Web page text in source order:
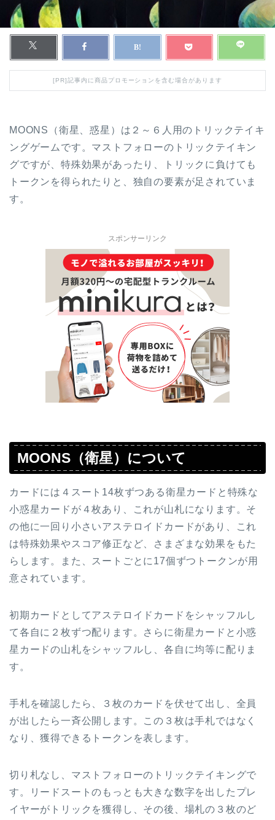
[PR]記事内に商品プロモーションを含む場合があります
MOONS（衛星、惑星）は２～６人用のトリックテイキ
ングゲームです。マストフォローのトリックテイキン
グですが、特殊効果があったり、トリックに負けても
トークンを得られたりと、独自の要素が足されていま
す。
スポンサーリンク
MOONS（衛星）について
カードには４スート14枚ずつある衛星カードと特殊な
小惑星カードが４枚あり、これが山札になります。そ
の他に一回り小さいアステロイドカードがあり、これ
は特殊効果やスコア修正など、さまざまな効果をもた
らします。また、スートごとに17個ずつトークンが用
意されています。
初期カードとしてアステロイドカードをシャッフルし
て各自に２枚ずつ配ります。さらに衛星カードと小惑
星カードの山札をシャッフルし、各自に均等に配りま
す。
手札を確認したら、３枚のカードを伏せて出し、全員
が出したら一斉公開します。この３枚は手札ではなく
なり、獲得できるトークンを表します。
切り札なし、マストフォローのトリックテイキングで
す。リードスートのもっとも大きな数字を出したプレ
イヤーがトリックを獲得し、その後、場札の３枚のど